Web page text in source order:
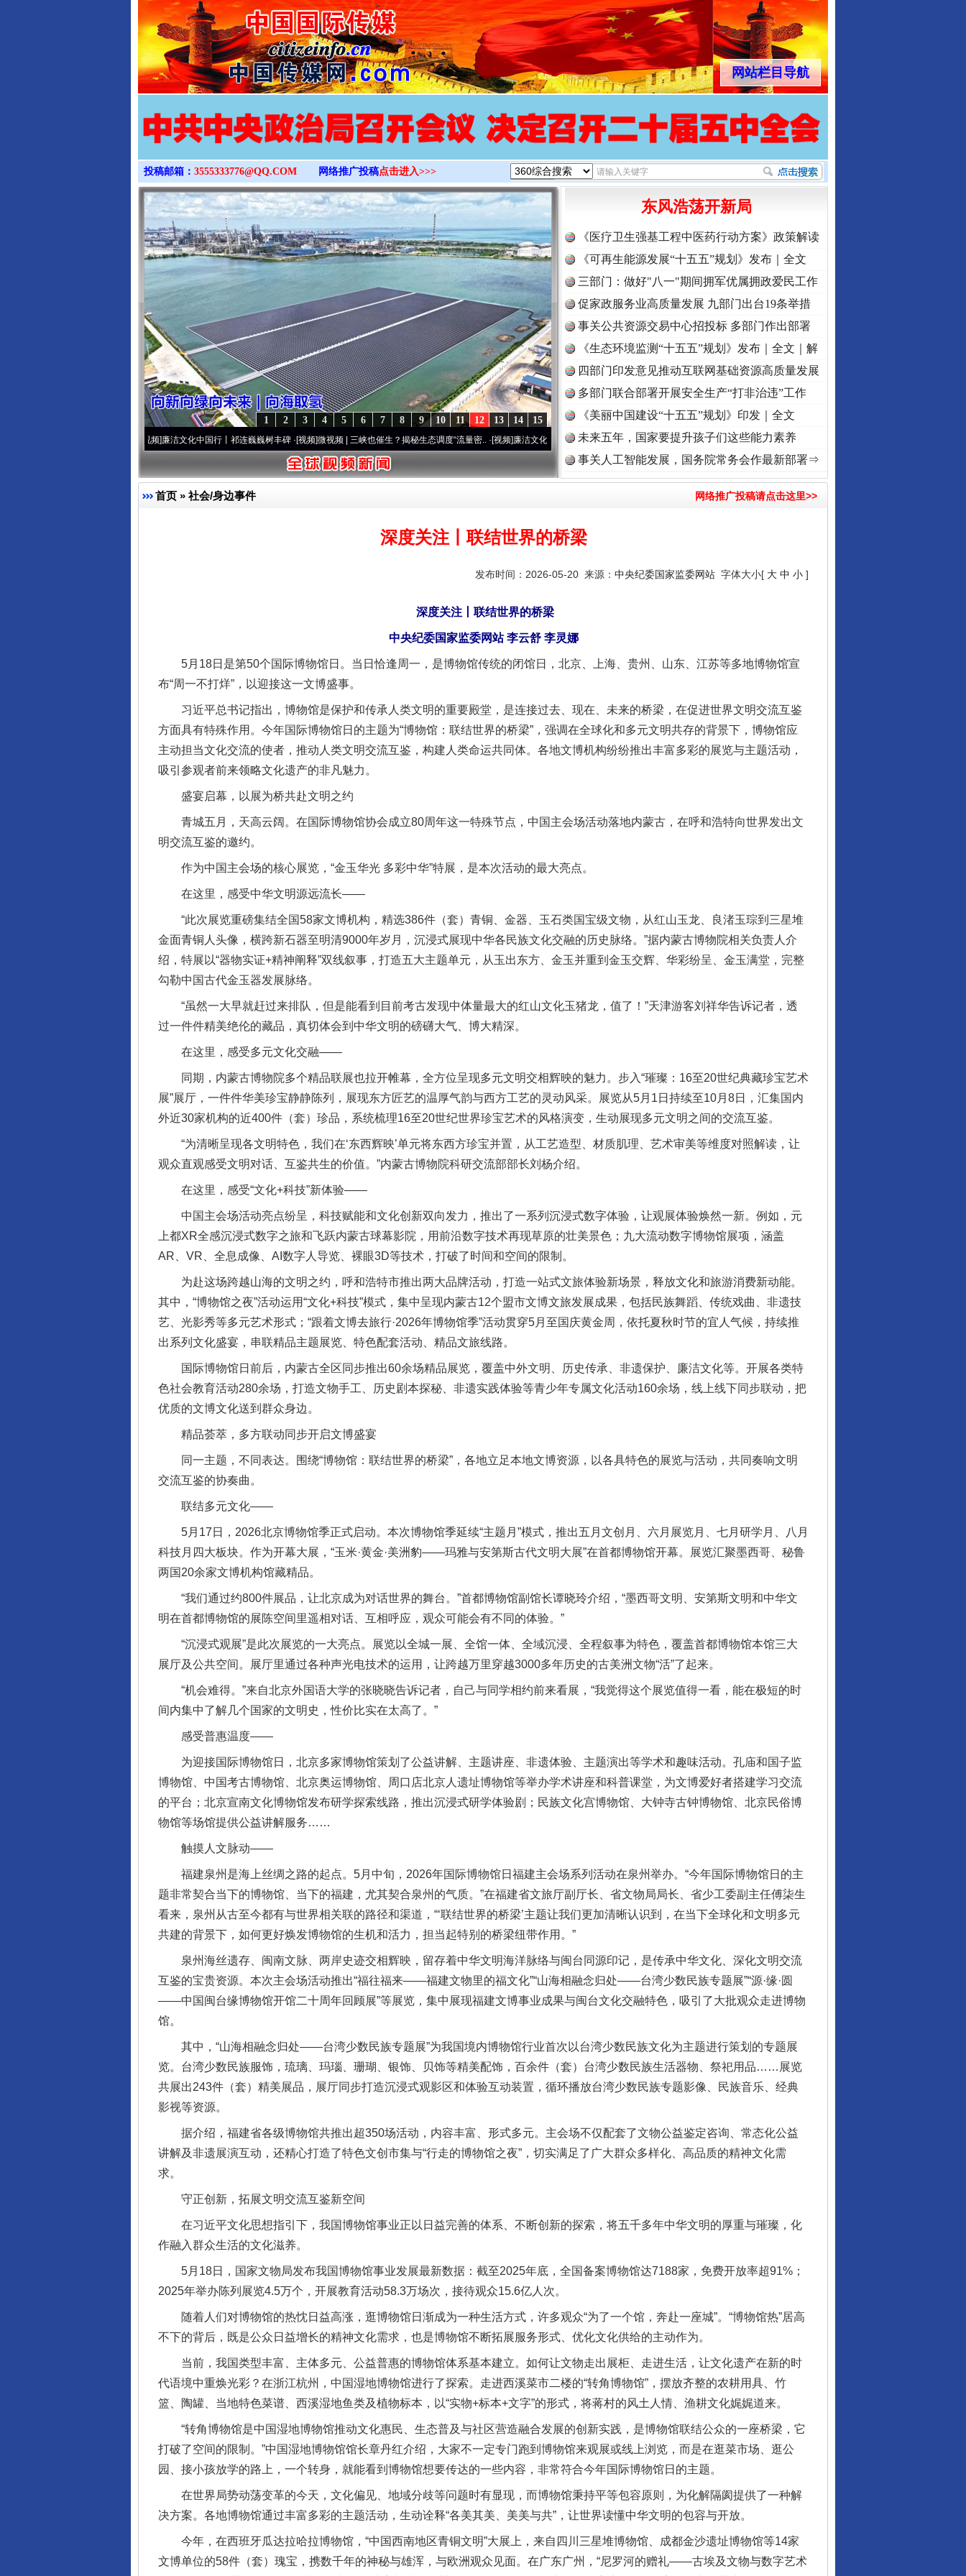
>
网站栏目导航
投稿邮箱： 3555333776@QQ.COM 网络推广投稿点击进入>>>
15
14
13
12
11
10
9
8
7
6
5
4
3
2
1
廉洁文化中国行丨祁连巍巍树丰碑·[视频]微视频 | 三峡也催生？揭秘生态调度“流量密.. ·[视频]廉洁文化中国行 | 遵义：雄关漫道展新颜.. ·[视频]衣柜里的秘密·[视频]深度关注丨春天里的科技盛宴
东风浩荡开新局
《医疗卫生强基工程中医药行动方案》政策解读
《可再生能源发展“十五五”规划》发布｜全文
三部门：做好"八一"期间拥军优属拥政爱民工作
促家政服务业高质量发展 九部门出台19条举措
事关公共资源交易中心招投标 多部门作出部署
《生态环境监测“十五五”规划》发布｜全文｜解
读
四部门印发意见推动互联网基础资源高质量发展
多部门联合部署开展安全生产“打非治违”工作
《美丽中国建设“十五五”规划》印发｜全文
未来五年，国家要提升孩子们这些能力素养
事关人工智能发展，国务院常务会作最新部署⇒
首页 » 社会/身边事件 网络推广投稿请点击这里>>
深度关注丨联结世界的桥梁
发布时间：2026-05-20 来源： 中央纪委国家监委网站 字体大小[ 大 中 小 ]
深度关注丨联结世界的桥梁
中央纪委国家监委网站 李云舒 李灵娜
5月18日是第50个国际博物馆日。当日恰逢周一，是博物馆传统的闭馆日，北京、上海、贵州、山东、江苏等多地博物馆宣
布“周一不打烊”，以迎接这一文博盛事。
习近平总书记指出，博物馆是保护和传承人类文明的重要殿堂，是连接过去、现在、未来的桥梁，在促进世界文明交流互鉴
方面具有特殊作用。今年国际博物馆日的主题为“博物馆：联结世界的桥梁”，强调在全球化和多元文明共存的背景下，博物馆应
主动担当文化交流的使者，推动人类文明交流互鉴，构建人类命运共同体。各地文博机构纷纷推出丰富多彩的展览与主题活动，
吸引参观者前来领略文化遗产的非凡魅力。
盛宴启幕，以展为桥共赴文明之约
青城五月，天高云阔。在国际博物馆协会成立80周年这一特殊节点，中国主会场活动落地内蒙古，在呼和浩特向世界发出文
明交流互鉴的邀约。
作为中国主会场的核心展览，“金玉华光 多彩中华”特展，是本次活动的最大亮点。
在这里，感受中华文明源远流长——
“此次展览重磅集结全国58家文博机构，精选386件（套）青铜、金器、玉石类国宝级文物，从红山玉龙、良渚玉琮到三星堆
金面青铜人头像，横跨新石器至明清9000年岁月，沉浸式展现中华各民族文化交融的历史脉络。”据内蒙古博物院相关负责人介
绍，特展以“器物实证+精神阐释”双线叙事，打造五大主题单元，从玉出东方、金玉并重到金玉交辉、华彩纷呈、金玉满堂，完整
勾勒中国古代金玉器发展脉络。
“虽然一大早就赶过来排队，但是能看到目前考古发现中体量最大的红山文化玉猪龙，值了！”天津游客刘祥华告诉记者，透
过一件件精美绝伦的藏品，真切体会到中华文明的磅礴大气、博大精深。
在这里，感受多元文化交融——
同期，内蒙古博物院多个精品联展也拉开帷幕，全方位呈现多元文明交相辉映的魅力。步入“璀璨：16至20世纪典藏珍宝艺术
展”展厅，一件件华美珍宝静静陈列，展现东方匠艺的温厚气韵与西方工艺的灵动风采。展览从5月1日持续至10月8日，汇集国内
外近30家机构的近400件（套）珍品，系统梳理16至20世纪世界珍宝艺术的风格演变，生动展现多元文明之间的交流互鉴。
“为清晰呈现各文明特色，我们在‘东西辉映’单元将东西方珍宝并置，从工艺造型、材质肌理、艺术审美等维度对照解读，让
观众直观感受文明对话、互鉴共生的价值。”内蒙古博物院科研交流部部长刘杨介绍。
在这里，感受“文化+科技”新体验——
中国主会场活动亮点纷呈，科技赋能和文化创新双向发力，推出了一系列沉浸式数字体验，让观展体验焕然一新。例如，元
上都XR全感沉浸式数字之旅和飞跃内蒙古球幕影院，用前沿数字技术再现草原的壮美景色；九大流动数字博物馆展项，涵盖
AR、VR、全息成像、AI数字人导览、裸眼3D等技术，打破了时间和空间的限制。
为赴这场跨越山海的文明之约，呼和浩特市推出两大品牌活动，打造一站式文旅体验新场景，释放文化和旅游消费新动能。
其中，“博物馆之夜”活动运用“文化+科技”模式，集中呈现内蒙古12个盟市文博文旅发展成果，包括民族舞蹈、传统戏曲、非遗技
艺、光影秀等多元艺术形式；“跟着文博去旅行·2026年博物馆季”活动贯穿5月至国庆黄金周，依托夏秋时节的宜人气候，持续推
出系列文化盛宴，串联精品主题展览、特色配套活动、精品文旅线路。
国际博物馆日前后，内蒙古全区同步推出60余场精品展览，覆盖中外文明、历史传承、非遗保护、廉洁文化等。开展各类特
色社会教育活动280余场，打造文物手工、历史剧本探秘、非遗实践体验等青少年专属文化活动160余场，线上线下同步联动，把
优质的文博文化送到群众身边。
精品荟萃，多方联动同步开启文博盛宴
同一主题，不同表达。围绕“博物馆：联结世界的桥梁”，各地立足本地文博资源，以各具特色的展览与活动，共同奏响文明
交流互鉴的协奏曲。
联结多元文化——
5月17日，2026北京博物馆季正式启动。本次博物馆季延续“主题月”模式，推出五月文创月、六月展览月、七月研学月、八月
科技月四大板块。作为开幕大展，“玉米·黄金·美洲豹——玛雅与安第斯古代文明大展”在首都博物馆开幕。展览汇聚墨西哥、秘鲁
两国20余家文博机构馆藏精品。
“我们通过约800件展品，让北京成为对话世界的舞台。”首都博物馆副馆长谭晓玲介绍，“墨西哥文明、安第斯文明和中华文
明在首都博物馆的展陈空间里遥相对话、互相呼应，观众可能会有不同的体验。”
“沉浸式观展”是此次展览的一大亮点。展览以全城一展、全馆一体、全域沉浸、全程叙事为特色，覆盖首都博物馆本馆三大
展厅及公共空间。展厅里通过各种声光电技术的运用，让跨越万里穿越3000多年历史的古美洲文物“活”了起来。
“机会难得。”来自北京外国语大学的张晓晓告诉记者，自己与同学相约前来看展，“我觉得这个展览值得一看，能在极短的时
间内集中了解几个国家的文明史，性价比实在太高了。”
感受普惠温度——
为迎接国际博物馆日，北京多家博物馆策划了公益讲解、主题讲座、非遗体验、主题演出等学术和趣味活动。孔庙和国子监
博物馆、中国考古博物馆、北京奥运博物馆、周口店北京人遗址博物馆等举办学术讲座和科普课堂，为文博爱好者搭建学习交流
的平台；北京宣南文化博物馆发布研学探索线路，推出沉浸式研学体验剧；民族文化宫博物馆、大钟寺古钟博物馆、北京民俗博
物馆等场馆提供公益讲解服务……
触摸人文脉动——
福建泉州是海上丝绸之路的起点。5月中旬，2026年国际博物馆日福建主会场系列活动在泉州举办。“今年国际博物馆日的主
题非常契合当下的博物馆、当下的福建，尤其契合泉州的气质。”在福建省文旅厅副厅长、省文物局局长、省少工委副主任傅柒生
看来，泉州从古至今都有与世界相关联的路径和渠道，“‘联结世界的桥梁’主题让我们更加清晰认识到，在当下全球化和文明多元
共建的背景下，如何更好焕发博物馆的生机和活力，担当起特别的桥梁纽带作用。”
泉州海丝遗存、闽南文脉、两岸史迹交相辉映，留存着中华文明海洋脉络与闽台同源印记，是传承中华文化、深化文明交流
互鉴的宝贵资源。本次主会场活动推出“福往福来——福建文物里的福文化”“山海相融念归处——台湾少数民族专题展”“源·缘·圆
——中国闽台缘博物馆开馆二十周年回顾展”等展览，集中展现福建文博事业成果与闽台文化交融特色，吸引了大批观众走进博物
馆。
其中，“山海相融念归处——台湾少数民族专题展”为我国境内博物馆行业首次以台湾少数民族文化为主题进行策划的专题展
览。台湾少数民族服饰，琉璃、玛瑙、珊瑚、银饰、贝饰等精美配饰，百余件（套）台湾少数民族生活器物、祭祀用品……展览
共展出243件（套）精美展品，展厅同步打造沉浸式观影区和体验互动装置，循环播放台湾少数民族专题影像、民族音乐、经典
影视等资源。
据介绍，福建省各级博物馆共推出超350场活动，内容丰富、形式多元。主会场不仅配套了文物公益鉴定咨询、常态化公益
讲解及非遗展演互动，还精心打造了特色文创市集与“行走的博物馆之夜”，切实满足了广大群众多样化、高品质的精神文化需
求。
守正创新，拓展文明交流互鉴新空间
在习近平文化思想指引下，我国博物馆事业正以日益完善的体系、不断创新的探索，将五千多年中华文明的厚重与璀璨，化
作融入群众生活的文化滋养。
5月18日，国家文物局发布我国博物馆事业发展最新数据：截至2025年底，全国备案博物馆达7188家，免费开放率超91%；
2025年举办陈列展览4.5万个，开展教育活动58.3万场次，接待观众15.6亿人次。
随着人们对博物馆的热忱日益高涨，逛博物馆日渐成为一种生活方式，许多观众“为了一个馆，奔赴一座城”。“博物馆热”居高
不下的背后，既是公众日益增长的精神文化需求，也是博物馆不断拓展服务形式、优化文化供给的主动作为。
当前，我国类型丰富、主体多元、公益普惠的博物馆体系基本建立。如何让文物走出展柜、走进生活，让文化遗产在新的时
代语境中重焕光彩？在浙江杭州，中国湿地博物馆进行了探索。走进西溪菜市二楼的“转角博物馆”，摆放齐整的农耕用具、竹
篮、陶罐、当地特色菜谱、西溪湿地鱼类及植物标本，以“实物+标本+文字”的形式，将蒋村的风土人情、渔耕文化娓娓道来。
“转角博物馆是中国湿地博物馆推动文化惠民、生态普及与社区营造融合发展的创新实践，是博物馆联结公众的一座桥梁，它
打破了空间的限制。”中国湿地博物馆馆长章丹红介绍，大家不一定专门跑到博物馆来观展或线上浏览，而是在逛菜市场、逛公
园、接小孩放学的路上，一个转身，就能看到博物馆想要传达的一些内容，非常符合今年国际博物馆日的主题。
在世界局势动荡变革的今天，文化偏见、地域分歧等问题时有显现，而博物馆秉持平等包容原则，为化解隔阂提供了一种解
决方案。各地博物馆通过丰富多彩的主题活动，生动诠释“各美其美、美美与共”，让世界读懂中华文明的包容与开放。
今年，在西班牙瓜达拉哈拉博物馆，“中国西南地区青铜文明”大展上，来自四川三星堆博物馆、成都金沙遗址博物馆等14家
文博单位的58件（套）瑰宝，携数千年的神秘与雄浑，与欧洲观众见面。在广东广州，“尼罗河的赠礼——古埃及文物与数字艺术